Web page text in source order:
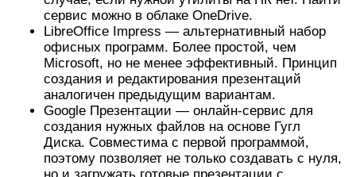
сервис можно в облаке OneDrive.
LibreOffice Impress — альтернативный набор
офисных программ. Более простой, чем
Microsoft, но не менее эффективный. Принцип
создания и редактирования презентаций
аналогичен предыдущим вариантам.
Google Презентации — онлайн-сервис для
создания нужных файлов на основе Гугл
Диска. Совместима с первой программой,
поэтому позволяет не только создавать с нуля,
но и загружать готовые презентации с